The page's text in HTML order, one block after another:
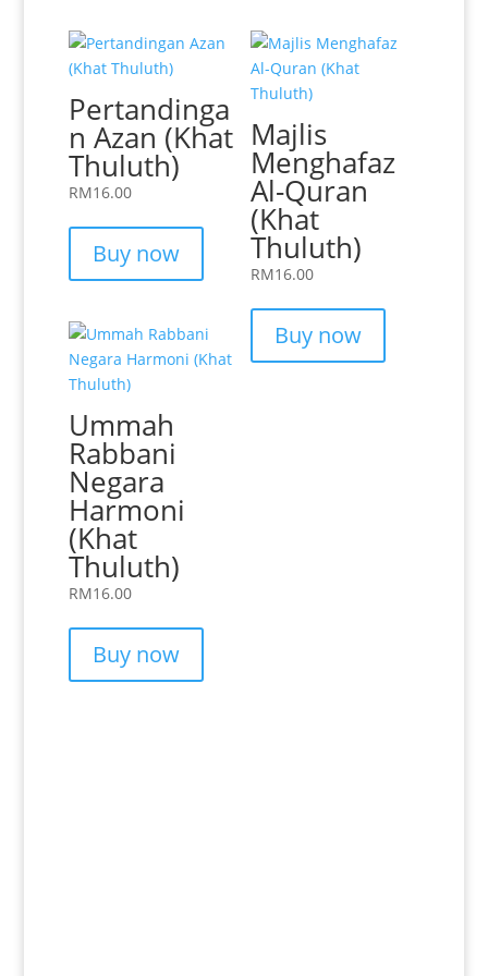
Pertandinga
n Azan (Khat
Thuluth)
RM16.00
Buy now
Majlis
Menghafaz
Al-Quran
(Khat
Thuluth)
RM16.00
Buy now
Ummah
Rabbani
Negara
Harmoni
(Khat
Thuluth)
RM16.00
Buy now